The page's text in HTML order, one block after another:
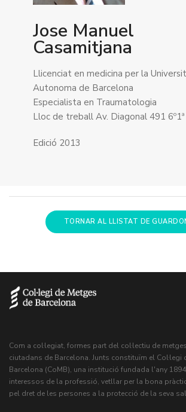
Jose Manuel
Casamitjana
Llicenciat en medicina per la
Autonoma de Barcelona
Especialista en Traumatologia
Lloc de treball Av. Diagonal 491 6º1ª
Edició 2013
TORNAR AL LLISTAT DE
Com a col·legiat, formes part del col·lectiu de
ciutadans de Barcelona. Junts constituïm el Col·legi
Barcelona (CoMB), una institució fundada l'any
interessos de la professió, vetllar per la bona
pel dret de les persones a la protecció de la seva